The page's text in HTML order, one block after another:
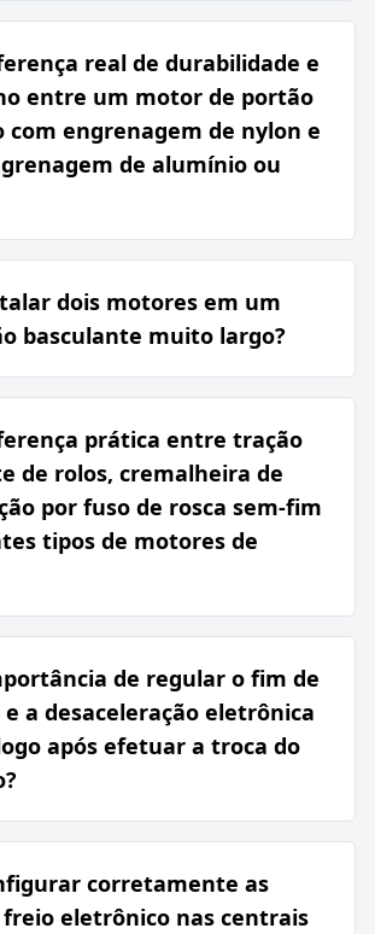
real de durabilidade e
entre um motor de portão
engrenagem de nylon e
de alumínio ou
dois motores em um
basculante muito largo?
prática entre tração
de rolos, cremalheira de
por fuso de rosca sem-fim
tipos de motores de
de regular o fim de
a desaceleração eletrônica
após efetuar a troca do
corretamente as
eletrônico nas centrais